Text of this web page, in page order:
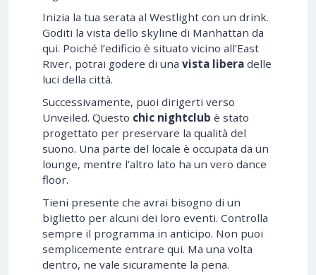
Inizia la tua serata al Westlight con un drink.
Goditi la vista dello skyline di Manhattan da
qui. Poiché l’edificio è situato vicino all’East
River, potrai godere di una vista libera delle
luci della città.
Successivamente, puoi dirigerti verso
Unveiled. Questo chic nightclub è stato
progettato per preservare la qualità del
suono. Una parte del locale è occupata da un
lounge, mentre l’altro lato ha un vero dance
floor.
Tieni presente che avrai bisogno di un
biglietto per alcuni dei loro eventi. Controlla
sempre il programma in anticipo. Non puoi
semplicemente entrare qui. Ma una volta
dentro, ne vale sicuramente la pena.